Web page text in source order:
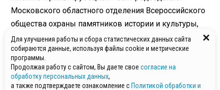
Московского областного отделения Всероссийского
общества охраны памятников истории и культуры,
пять пожаров за два года вряд ли могли быть просто
совпадением, и вполне возможен «чей-то умысел
по освобождению места под новую застройку».
И. Трубецкая также упоминает и выделение средств
из городского бюджета на ремонт домов Клятовых
Для улучшения работы и сбора статистических данных сайта
собираются данные, используя файлы cookie и метрические
программы.
Продолжая работу с сайтом, Вы даете свое согласие на
обработку персональных данных,
а также подтверждаете ознакомление с Политикой обработки и